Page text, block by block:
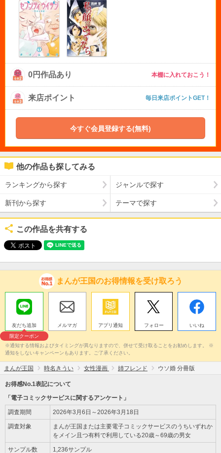
0円作品あり 本棚に入れておこう！
来店ポイント 毎日来店ポイントGET！
今すぐ会員登録する(無料)
他の作品も探してみる
ランキングから探す ジャンルで探す
新刊から探す テーマで探す
この作品を共有する
まんが王国のお得情報を受け取ろう
友だち追加
限定クーポン
メルマガ アプリ通知 フォロー いいね
※通知する情報およびタイミングが異なりますので、併せて受け取ることをお勧めします。 ※
通知をしないキャンペーンもあります。ご了承ください。
まんが王国 時名きうい 女性漫画 姉フレンド ウソ婚 分冊版
お得感No.1表記について
「電子コミックサービスに関するアンケート」
調査期間 2026年3月6日～2026年3月18日
調査対象
まんが王国または主要電子コミックサービスのうちいずれか
をメイン且つ有料で利用している20歳～69歳の男女
サンプル数 1,236サンプル